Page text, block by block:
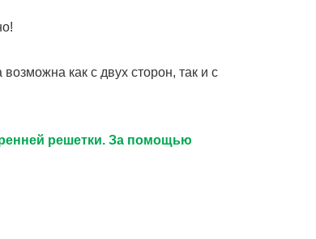
как с двух сторон, так и с
решетки. За помощью